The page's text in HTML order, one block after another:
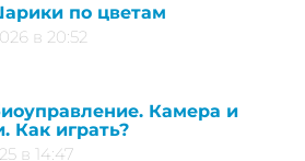
по цветам
в 20:52
Камера и
Как играть?
в 14:47